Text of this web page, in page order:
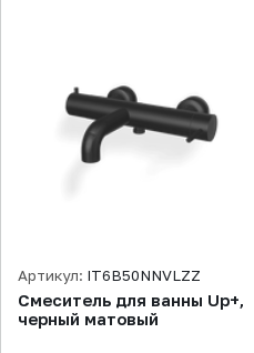
Артикул: IT6B50NNVLZZ
Смеситель для ванны Up+,
черный матовый